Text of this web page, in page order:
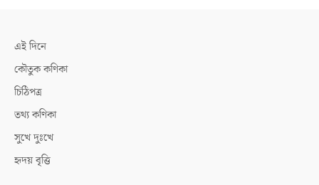
এই দিনে
কৌতুক কণিকা
চিঠিপত্র
তথ্য কণিকা
সুখে দুঃখে
হৃদয় বৃত্তি